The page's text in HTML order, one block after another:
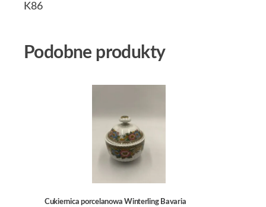
K86
Podobne produkty
Cukiernica porcelanowa Winterling Bavaria